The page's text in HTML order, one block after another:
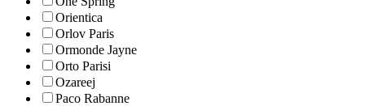
Orientica
Orlov Paris
Ormonde Jayne
Orto Parisi
Ozareej
Paco Rabanne